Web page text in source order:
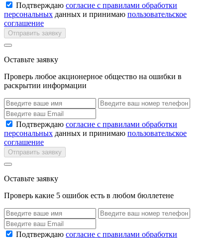
Подтверждаю согласие с правилами обработки
персональных данных и принимаю пользовательское
соглашение
Отправить заявку
Оставьте заявку
Проверь любое акционерное общество на ошибки в
раскрытии информации
Подтверждаю согласие с правилами обработки
персональных данных и принимаю пользовательское
соглашение
Отправить заявку
Оставьте заявку
Проверь какие 5 ошибок есть в любом бюллетене
Подтверждаю согласие с правилами обработки